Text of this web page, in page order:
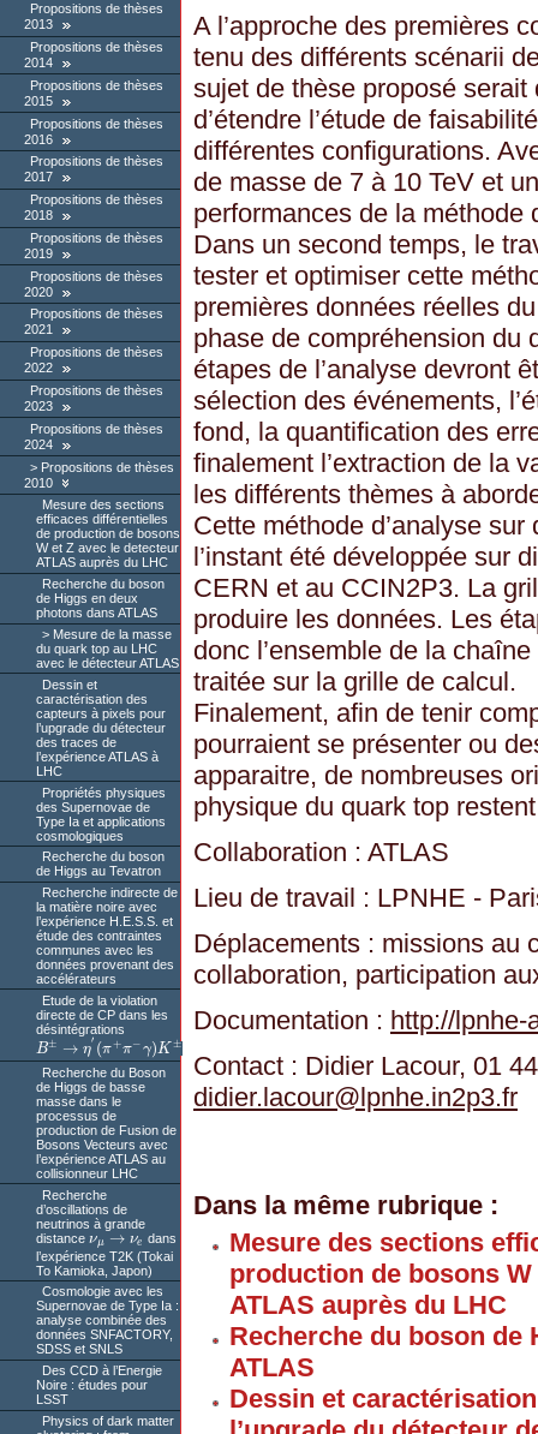
Propositions de thèses
2013
Propositions de thèses
2014
Propositions de thèses
2015
Propositions de thèses
2016
Propositions de thèses
2017
Propositions de thèses
2018
Propositions de thèses
2019
Propositions de thèses
2020
Propositions de thèses
2021
Propositions de thèses
2022
Propositions de thèses
2023
Propositions de thèses
2024
Propositions de thèses
2010
Mesure des sections
efficaces différentielles
de production de bosons
W et Z avec le detecteur
ATLAS auprès du LHC
Recherche du boson
de Higgs en deux
photons dans ATLAS
Mesure de la masse
du quark top au LHC
avec le détecteur ATLAS
Dessin et
caractérisation des
capteurs à pixels pour
l’upgrade du détecteur
des traces de
l’expérience ATLAS à
LHC
Propriétés physiques
des Supernovae de
Type Ia et applications
cosmologiques
Recherche du boson
de Higgs au Tevatron
Recherche indirecte de
la matière noire avec
l’expérience H.E.S.S. et
étude des contraintes
communes avec les
données provenant des
accélérateurs
Etude de la violation
directe de CP dans les
désintégrations
B± → η
′ (π+π−γ)K ±
B±→η′( π+ π−γ)K±
Recherche du Boson
de Higgs de basse
masse dans le
processus de
production de Fusion de
Bosons Vecteurs avec
l’expérience ATLAS au
collisionneur LHC
Recherche
d’oscillations de
neutrinos à grande
distance νμ → νe
νμ →νe
dans
l’expérience T2K (Tokai
To Kamioka, Japon)
Cosmologie avec les
Supernovae de Type Ia :
analyse combinée des
données SNFACTORY,
SDSS et SNLS
Des CCD à l’Energie
Noire : études pour
LSST
Physics of dark matter
A l’approche des premières
tenu des différents scénarii
sujet de thèse proposé
d’étendre l’étude de
différentes configurations.
de masse de 7 à 10 TeV et
performances de la méthode
Dans un second temps, le
tester et optimiser cette
premières données réelles
phase de compréhension du
étapes de l’analyse devront
sélection des événements,
fond, la quantification des
finalement l’extraction de la
les différents thèmes à
Cette méthode d’analyse
l’instant été développée sur
CERN et au CCIN2P3. La
produire les données. Les
donc l’ensemble de la
traitée sur la grille de calcul.
Finalement, afin de tenir
pourraient se présenter ou
apparaitre, de nombreuses
physique du quark top
Collaboration : ATLAS
Lieu de travail : LPNHE -
Déplacements : missions au
collaboration, participation
Documentation : http://lpnhe-
Contact : Didier Lacour, 01
didier.lacour@lpnhe.in2p3.fr
Dans la même rubrique :
Mesure des sections
production de bosons
ATLAS auprès du LHC
Recherche du boson de
ATLAS
Dessin et